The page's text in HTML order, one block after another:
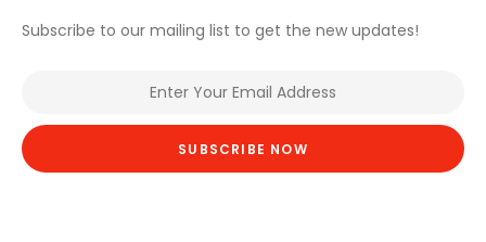
Subscribe to our mailing list to get the new updates!
SUBSCRIBE NOW